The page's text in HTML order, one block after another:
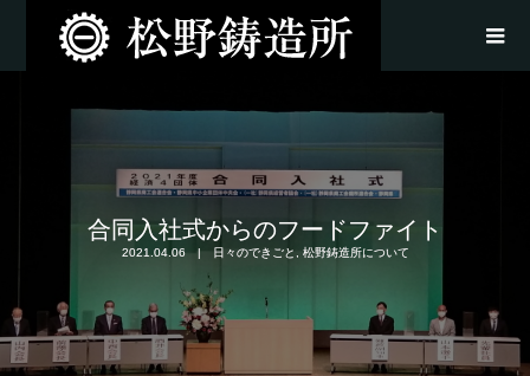
合同入社式からのフードファイト
2021.04.06 日々のできごと 松野鋳造所について